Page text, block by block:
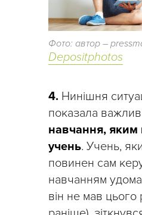
Фото: автор –
Depositphotos
4. Нинішня
показала
навчання, яким
учень. Учень,
повинен сам
навчанням
він не мав цього